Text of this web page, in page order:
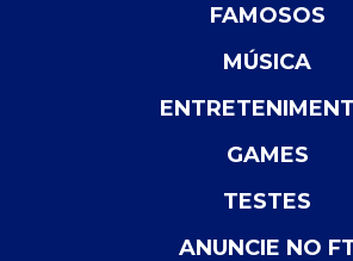
FAMOSOS
MÚSICA
GAMES
TESTES
ANUNCIE NO